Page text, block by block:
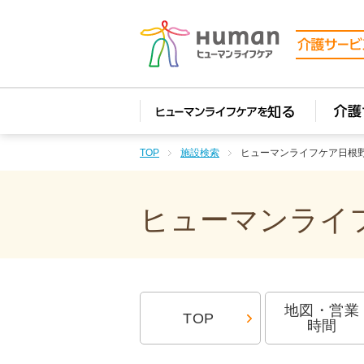
TOP 施設検索 ヒューマンライフケア日根
ヒューマンライ
TOP
地図・営業
時間